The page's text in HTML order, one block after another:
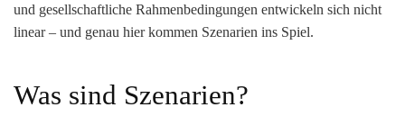
und gesellschaftliche Rahmenbedingungen entwickeln sich nicht
linear – und genau hier kommen Szenarien ins Spiel.
Was sind Szenarien?